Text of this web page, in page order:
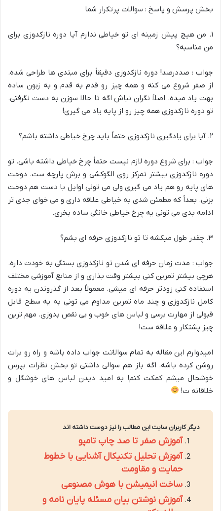
بخش پرسش و پاسخ : سوالات پرتکرار شما
۱. من هیچ پیش زمینه ای تو خیاطی ندارم آیا دوره نازکدوزی برای
من مناسبه؟
جواب : صددرصد! دوره نازکدوزی دقیقاً برای مبتدی ها طراحی شده.
از صفر شروع می کنه و همه چیز رو قدم به قدم و به زبون ساده
بهت یاد میده. اصلاً نگران نباش اگه تا حالا سوزن به دست نگرفتی.
تو دوره نازکدوزی همه چیز رو از پایه یاد می گیری!
۲. آیا برای یادگیری نازکدوزی حتماً باید چرخ خیاطی داشته باشم؟
جواب : برای شروع دوره لازم نیست حتماً چرخ خیاطی داشته باشی. تو
دوره نازکدوزی بیشتر تمرکز روی الگوکشی و برش پارچه ست. دوخت
های پایه رو هم یاد می گیری ولی می تونی اوایل با دست هم دوخت
بزنی. بعداً که مطمئن شدی به خیاطی علاقه داری و می خوای جدی تر
ادامه بدی می تونی یه چرخ خیاطی خانگی ساده بخری.
۳. چقدر طول میکشه تا تو نازکدوزی حرفه ای بشم؟
جواب : مدت زمان حرفه ای شدن تو نازکدوزی بستگی به خودت داره.
هرچی بیشتر تمرین کنی بیشتر وقت بذاری و از منابع آموزشی مختلف
استفاده کنی زودتر حرفه ای میشی. معمولاً بعد از گذروندن یه دوره
کامل نازکدوزی و چند ماه تمرین مداوم می تونی به یه سطح قابل
قبولی از مهارت برسی و لباس های خوب و بی نقص بدوزی. مهم ترین
چیز پشتکار و علاقه ست!
امیدوارم این مقاله به تمام سوالاتت جواب داده باشه و راه رو برات
روشن کرده باشه. اگه باز هم سوالی داشتی تو بخش نظرات بپرس
خوشحال میشم کمکت کنم! به امید دیدن لباس های خوشگل و
خلاقانه ت!
دیگر کاربران سایت این مطالب را نیز دوست داشته اند
آموزش صفر تا صد چاپ تامپو
آموزش تحلیل تکنیکال آشنایی با خطوط
حمایت و مقاومت
ساخت انیمیشن با هوش مصنوعی
آموزش نوشتن بیان مسئله پایان نامه و